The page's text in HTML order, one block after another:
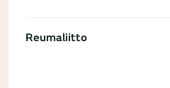
Reumaliitto